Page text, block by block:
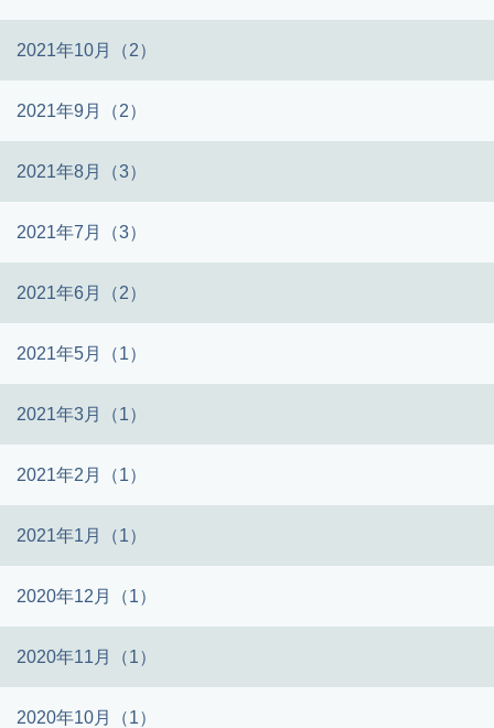
2021年10月（2）
2021年9月（2）
2021年8月（3）
2021年7月（3）
2021年6月（2）
2021年5月（1）
2021年3月（1）
2021年2月（1）
2021年1月（1）
2020年12月（1）
2020年11月（1）
2020年10月（1）